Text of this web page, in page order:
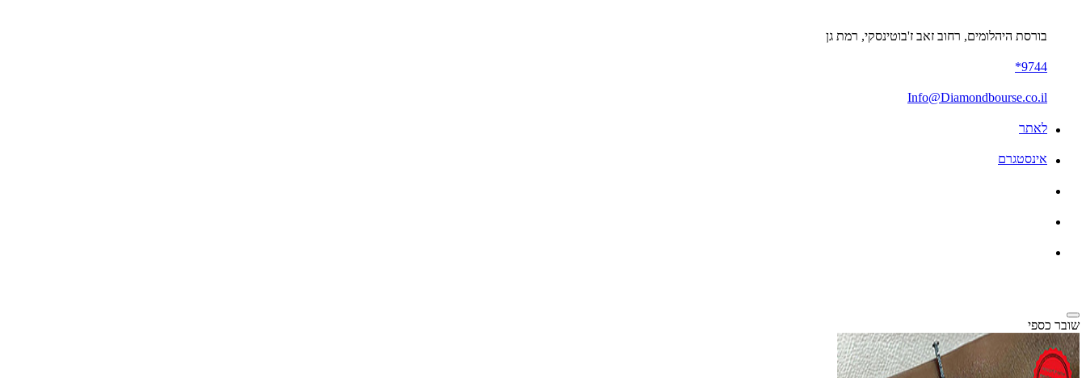
בורסת היהלומים, רחוב זאב ז'בוטינסקי, רמת גן
9744*
Info@Diamondbourse.co.il
לאתר
אינסטגרם
שובר כספי